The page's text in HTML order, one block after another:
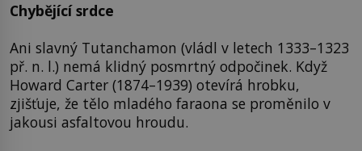
Chybějící srdce
Ani slavný Tutanchamon (vládl v letech 1333–1323
př. n. l.) nemá klidný posmrtný odpočinek. Když
Howard Carter (1874–1939) otevírá hrobku,
zjišťuje, že tělo mladého faraona se proměnilo v
jakousi asfaltovou hroudu.